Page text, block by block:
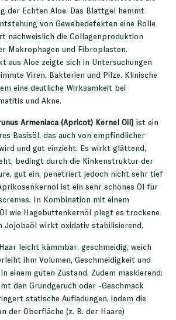
der Echten Aloe. Das Blattgel hemmt
von Gewebedefekten eine Rolle
nachweislich die Collagenproduktion
Makrophagen und Fibroplasten.
aus Aloe zeigte sich in Untersuchungen
Viren, Bakterien und Pilze. Klinische
eine deutliche Wirksamkeit bei
und Akne.
Armeniaca (Apricot) Kernel Oil]
ist ein
Basisöl, das auch von empfindlicher
und gut einzieht. Es wirkt glättend,
bedingt durch die Kinkenstruktur der
gut ein, penetriert jedoch nicht sehr tief
ist ein sehr schönes Öl für
In Kombination mit einem
wie Hagebuttenkernöl plegt es trockene
Jojobaöl wirkt oxidativ stabilisierend.
leicht kämmbar, geschmeidig, weich
ihm Volumen, Geschmeidigkeit und
einem guten Zustand. Zudem maskierend:
den Grundgeruch oder -Geschmack
statische Aufladungen, indem die
der Oberfläche (z. B. der Haare)